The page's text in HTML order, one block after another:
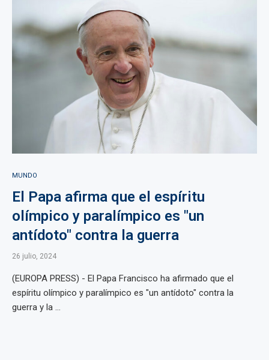
MUNDO
El Papa afirma que el espíritu
olímpico y paralímpico es "un
antídoto" contra la guerra
26 julio, 2024
(EUROPA PRESS) - El Papa Francisco ha afirmado que el
espíritu olímpico y paralímpico es "un antídoto" contra la
guerra y la ...